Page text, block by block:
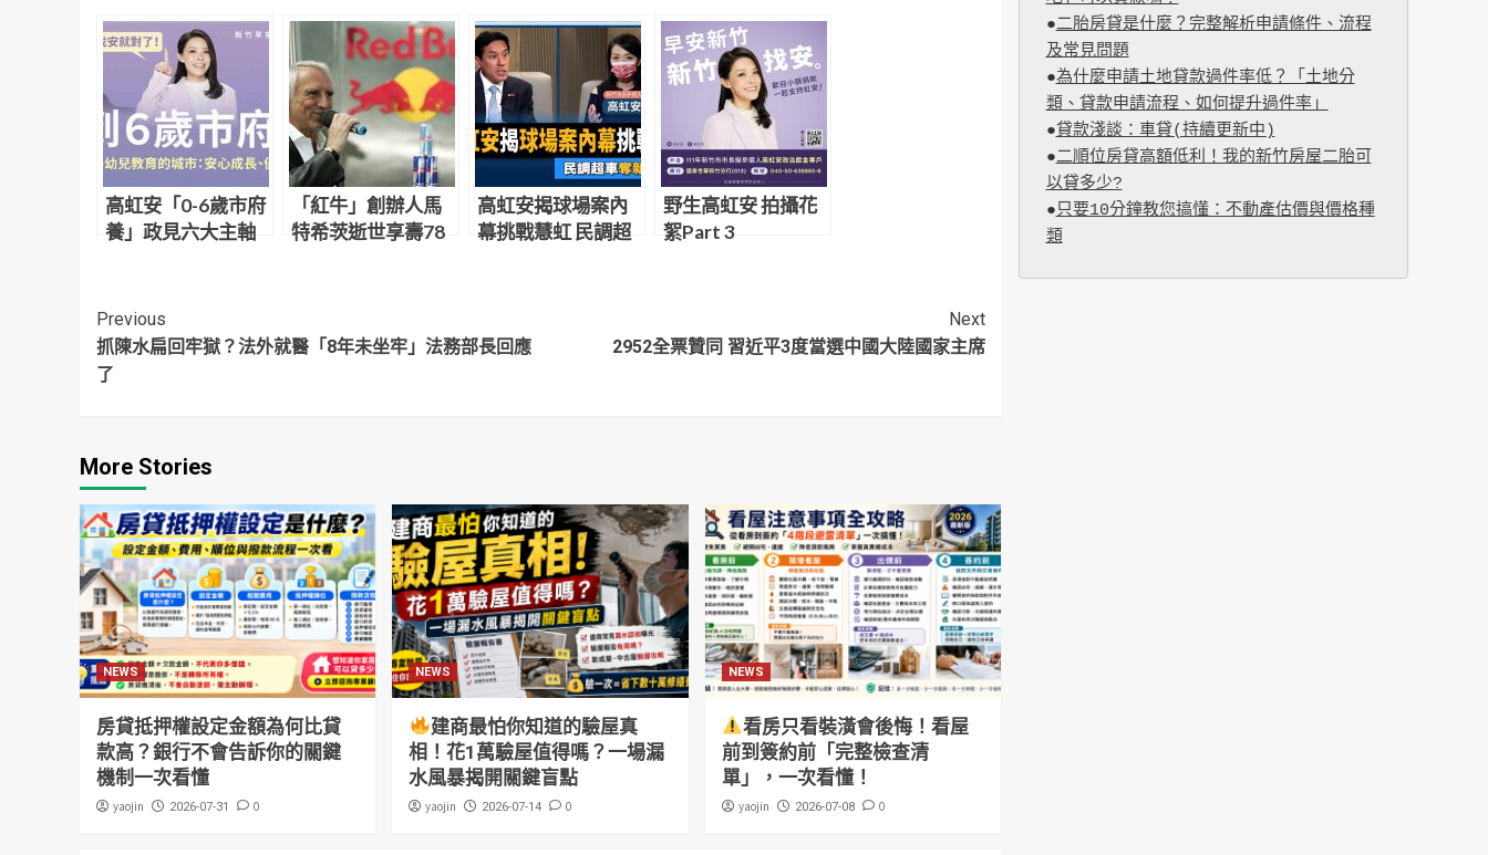
高虹安「0-6歲市府
養」政見六大主軸
「紅牛」創辦人馬
特希茨逝世享壽78
高虹安揭球場案內
幕挑戰慧虹 民調超
野生高虹安 拍攝花
絮Part 3
Continue
Reading
Previous
抓陳水扁回牢獄？法外就醫「8年未坐牢」法務部長回應
了
Next
2952全票贊同 習近平3度當選中國大陸國家主席
More Stories
NEWS
房貸抵押權設定金額為何比貸
款高？銀行不會告訴你的關鍵
機制一次看懂
yaojin 2026-07-31 0
NEWS
建商最怕你知道的驗屋真
相！花1萬驗屋值得嗎？一場漏
水風暴揭開關鍵盲點
yaojin 2026-07-14 0
NEWS
看房只看裝潢會後悔！看屋
前到簽約前「完整檢查清
單」，一次看懂！
yaojin 2026-07-08 0
●二胎房貸是什麼？完整解析申請條件、流程
及常見問題
●為什麼申請土地貸款過件率低？「土地分
類、貸款申請流程、如何提升過件率」
●貸款淺談：車貸(持續更新中)
●二順位房貸高額低利！我的新竹房屋二胎可
以貸多少?
●只要10分鐘教您搞懂：不動產估價與價格種
類